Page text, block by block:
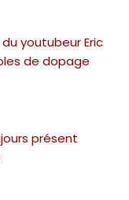
youtubeur Eric
de dopage
présent